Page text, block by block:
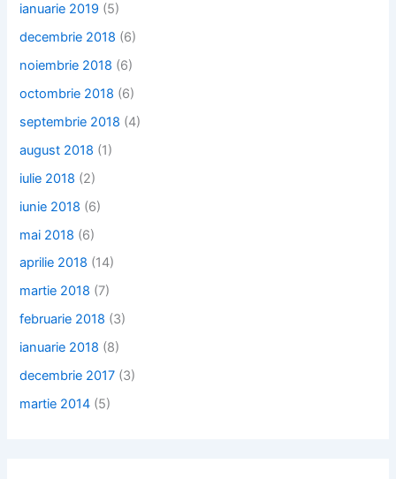
ianuarie 2019 (5)
decembrie 2018 (6)
noiembrie 2018 (6)
octombrie 2018 (6)
septembrie 2018 (4)
august 2018 (1)
iulie 2018 (2)
iunie 2018 (6)
mai 2018 (6)
aprilie 2018 (14)
martie 2018 (7)
februarie 2018 (3)
ianuarie 2018 (8)
decembrie 2017 (3)
martie 2014 (5)